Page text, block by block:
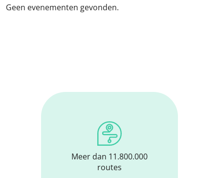
Geen evenementen gevonden.
Meer dan 11.800.000
routes